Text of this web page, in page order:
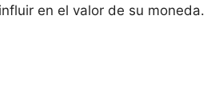
en el ‍valor de su moneda.